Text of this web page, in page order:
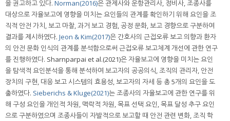
을 권고하고 있다. Norman(2016)은 관제사와 운항관리사, 정비사, 조종사를
대상으로 자율보고에 영향을 미치는 요인들의 관계를 확인하기 위해 요인을 조
직적 안전 가치, 보고 마찰, 과거 보고 경험, 공정 문화, 보고 경향으로 구분하여
결과를 제시하였다. Jeon & Kim(2017)은 간호사의 근접오류 보고 의향과 환자
의 안전 문화 인식의 관계를 분석함으로써 근접오류 보고체계 개선에 관한 연구
를 진행하였다. Sharnparpai et al.(2021)은 자율보고에 영향을 미치는 요인
을 탐색적 요인분석을 통해 분석하여 보고자의 공공의식, 조직의 관리자, 안전
장치의 구현, 대응 보고 시스템의 효용성, 보고자의 자세 등 총 5개의 요인을 도
출하였다. Sieberichs & Kluge(2021)는 조종사의 자율보고에 관한 연구를 위
해 구성 요인을 개인적 차원, 맥락적 차원, 목표 선택 요인, 목표 달성 추구 요인
으로 구분하였으며 조종사들이 자발적으로 보고할 때 안전 관련 변화, 조직 학